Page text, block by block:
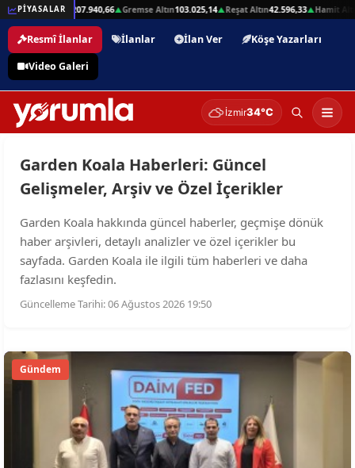
PİYASALAR
▲Beşli Altın 207.940,66▲Gremse Altın103.025,14▲Reşat Altın42.596,33▲Hamit
Resmî İlanlar İlanlar İlan Ver
Köşe Yazarları
Video Galeri
İzmir34°C
Garden Koala Haberleri: Güncel
Gelişmeler, Arşiv ve Özel İçerikler
Garden Koala hakkında güncel haberler, geçmişe dönük
haber arşivleri, detaylı analizler ve özel içerikler bu
sayfada. Garden Koala ile ilgili tüm haberleri ve daha
fazlasını keşfedin.
Güncelleme Tarihi: 06 Ağustos 2026 19:50
Gündem